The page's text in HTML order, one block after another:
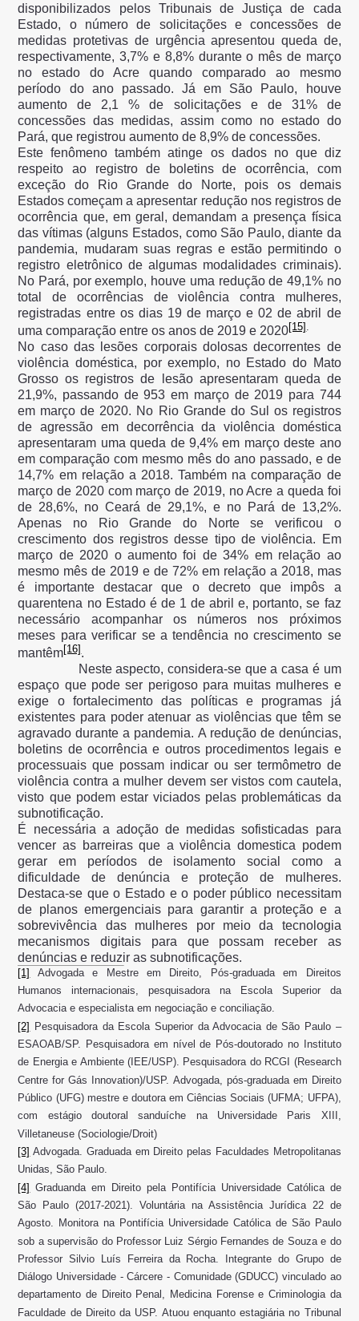
disponibilizados pelos Tribunais de Justiça de cada
Estado, o número de solicitações e concessões de
medidas protetivas de urgência apresentou queda de,
respectivamente, 3,7% e 8,8% durante o mês de março
no estado do Acre quando comparado ao mesmo
período do ano passado. Já em São Paulo, houve
aumento de 2,1 % de solicitações e de 31% de
concessões das medidas, assim como no estado do
Pará, que registrou aumento de 8,9% de concessões.
Este fenômeno também atinge os dados no que diz
respeito ao registro de boletins de ocorrência, com
exceção do Rio Grande do Norte, pois os demais
Estados começam a apresentar redução nos registros de
ocorrência que, em geral, demandam a presença física
das vítimas (alguns Estados, como São Paulo, diante da
pandemia, mudaram suas regras e estão permitindo o
registro eletrônico de algumas modalidades criminais).
No Pará, por exemplo, houve uma redução de 49,1% no
total de ocorrências de violência contra mulheres,
registradas entre os dias 19 de março e 02 de abril de
uma comparação entre os anos de 2019 e 2020[15]
No caso das lesões corporais dolosas decorrentes de
violência doméstica, por exemplo, no Estado do Mato
Grosso os registros de lesão apresentaram queda de
21,9%, passando de 953 em março de 2019 para 744
em março de 2020. No Rio Grande do Sul os registros
de agressão em decorrência da violência doméstica
apresentaram uma queda de 9,4% em março deste ano
em comparação com mesmo mês do ano passado, e de
14,7% em relação a 2018. Também na comparação de
março de 2020 com março de 2019, no Acre a queda foi
de 28,6%, no Ceará de 29,1%, e no Pará de 13,2%.
Apenas no Rio Grande do Norte se verificou o
crescimento dos registros desse tipo de violência. Em
março de 2020 o aumento foi de 34% em relação ao
mesmo mês de 2019 e de 72% em relação a 2018, mas
é importante destacar que o decreto que impôs a
quarentena no Estado é de 1 de abril e, portanto, se faz
necessário acompanhar os números nos próximos
meses para verificar se a tendência no crescimento se
mantêm[16].
Neste aspecto, considera-se que a casa é um
espaço que pode ser perigoso para muitas mulheres e
exige o fortalecimento das políticas e programas já
existentes para poder atenuar as violências que têm se
agravado durante a pandemia. A redução de denúncias,
boletins de ocorrência e outros procedimentos legais e
processuais que possam indicar ou ser termômetro de
violência contra a mulher devem ser vistos com cautela,
visto que podem estar viciados pelas problemáticas da
subnotificação.
É necessária a adoção de medidas sofisticadas para
vencer as barreiras que a violência domestica podem
gerar em períodos de isolamento social como a
dificuldade de denúncia e proteção de mulheres.
Destaca-se que o Estado e o poder público necessitam
de planos emergenciais para garantir a proteção e a
sobrevivência das mulheres por meio da tecnologia
mecanismos digitais para que possam receber as
denúncias e reduzir as subnotificações.
[1] Advogada e Mestre em Direito, Pós-graduada em Direitos
Humanos internacionais, pesquisadora na Escola Superior da
Advocacia e especialista em negociação e conciliação.
[2] Pesquisadora da Escola Superior da Advocacia de São Paulo –
ESAOAB/SP. Pesquisadora em nível de Pós-doutorado no Instituto
de Energia e Ambiente (IEE/USP). Pesquisadora do RCGI (Research
Centre for Gás Innovation)/USP. Advogada, pós-graduada em Direito
Público (UFG) mestre e doutora em Ciências Sociais (UFMA; UFPA),
com estágio doutoral sanduíche na Universidade Paris XIII,
Villetaneuse (Sociologie/Droit)
[3] Advogada. Graduada em Direito pelas Faculdades Metropolitanas
Unidas, São Paulo.
[4] Graduanda em Direito pela Pontifícia Universidade Católica de
São Paulo (2017-2021). Voluntária na Assistência Jurídica 22 de
Agosto. Monitora na Pontifícia Universidade Católica de São Paulo
sob a supervisão do Professor Luiz Sérgio Fernandes de Souza e do
Professor Silvio Luís Ferreira da Rocha. Integrante do Grupo de
Diálogo Universidade - Cárcere - Comunidade (GDUCC) vinculado ao
departamento de Direito Penal, Medicina Forense e Criminologia da
Faculdade de Direito da USP. Atuou enquanto estagiária no Tribunal